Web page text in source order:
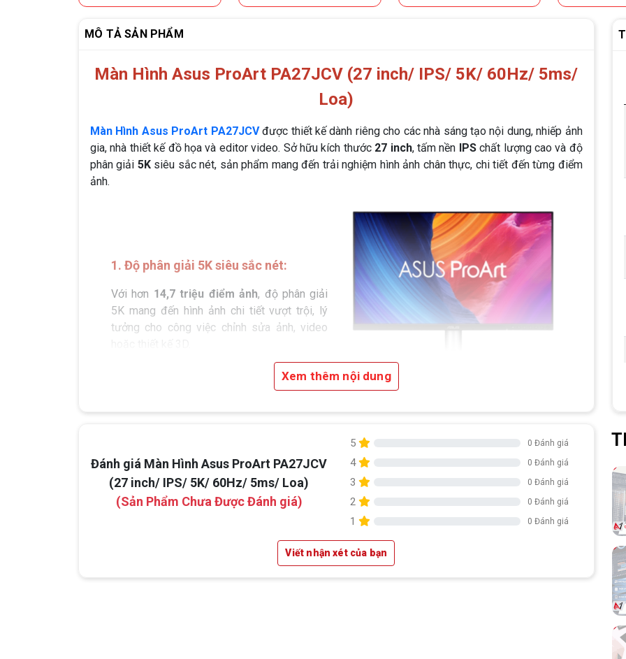
MÔ TẢ SẢN PHẨM
Màn Hình Asus ProArt PA27JCV (27 inch/ IPS/ 5K/ 60Hz/ 5ms/
Loa)
Màn Hình Asus ProArt PA27JCVđược thiết kế dành riêng cho các nhà sáng tạo nội dung, nhiếp ảnh
gia, nhà thiết kế đồ họa và editor video. Sở hữu kích thước 27 inch, tấm nền IPSchất lượng cao và độ
phân giải 5Ksiêu sắc nét, sản phẩm mang đến trải nghiệm hình ảnh chân thực, chi tiết đến từng điểm
ảnh.
1. Độ phân giải 5K siêu sắc nét:
Với hơn 14,7 triệu điểm ảnh, độ phân giải
5K mang đến hình ảnh chi tiết vượt trội, lý
tưởng cho công việc chỉnh sửa ảnh, video
chuyên:
Màn hình được
chứng nhận
Xem thêm nội dung
Đánh giá Màn Hình Asus ProArt PA27JCV
(27 inch/ IPS/ 5K/ 60Hz/ 5ms/ Loa)
(Sản Phẩm Chưa Được Đánh giá)
5 0 Đánh giá
4 0 Đánh giá
3 0 Đánh giá
2 0 Đánh giá
1 0 Đánh giá
Viết nhận xét của bạn